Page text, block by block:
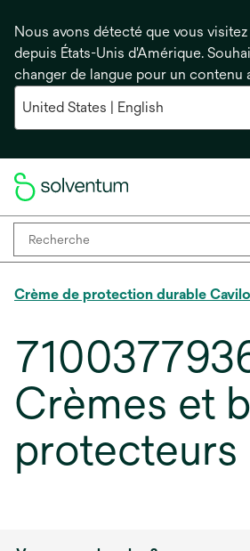
Nous avons détecté que vous
depuis États-Unis d'Amérique.
changer de langue pour un contenu
Crème de protection durable
Crèmes et
protecteurs